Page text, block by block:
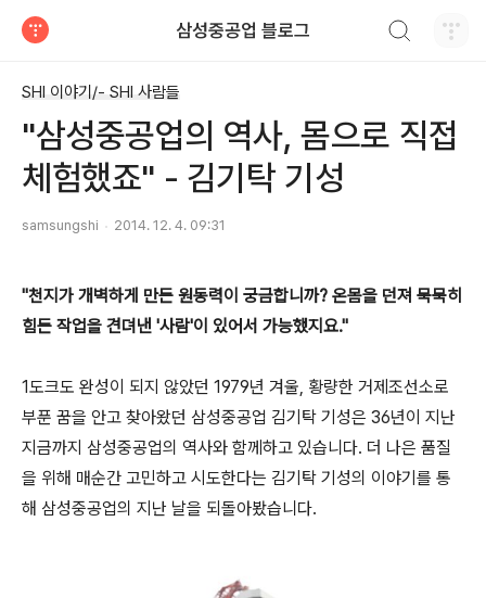
삼성중공업 블로그
SHI 이야기/- SHI 사람들
"삼성중공업의 역사, 몸으로 직접
체험했죠" - 김기탁 기성
samsungshi 2014. 12. 4. 09:31
"천지가 개벽하게 만든 원동력이 궁금합니까? 온몸을 던져 묵묵히
힘든 작업을 견뎌낸 '사람'이 있어서 가능했지요."
1도크도 완성이 되지 않았던 1979년 겨울, 황량한 거제조선소로
부푼 꿈을 안고 찾아왔던 삼성중공업 김기탁 기성은 36년이 지난
지금까지 삼성중공업의 역사와 함께하고 있습니다. 더 나은 품질
을 위해 매순간 고민하고 시도한다는 김기탁 기성의 이야기를 통
해 삼성중공업의 지난 날을 되돌아봤습니다.